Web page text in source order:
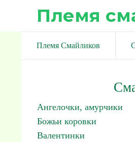
Племя
Племя Смайликов
Ангелочки, амурчики
Божьи коровки
Валентинки